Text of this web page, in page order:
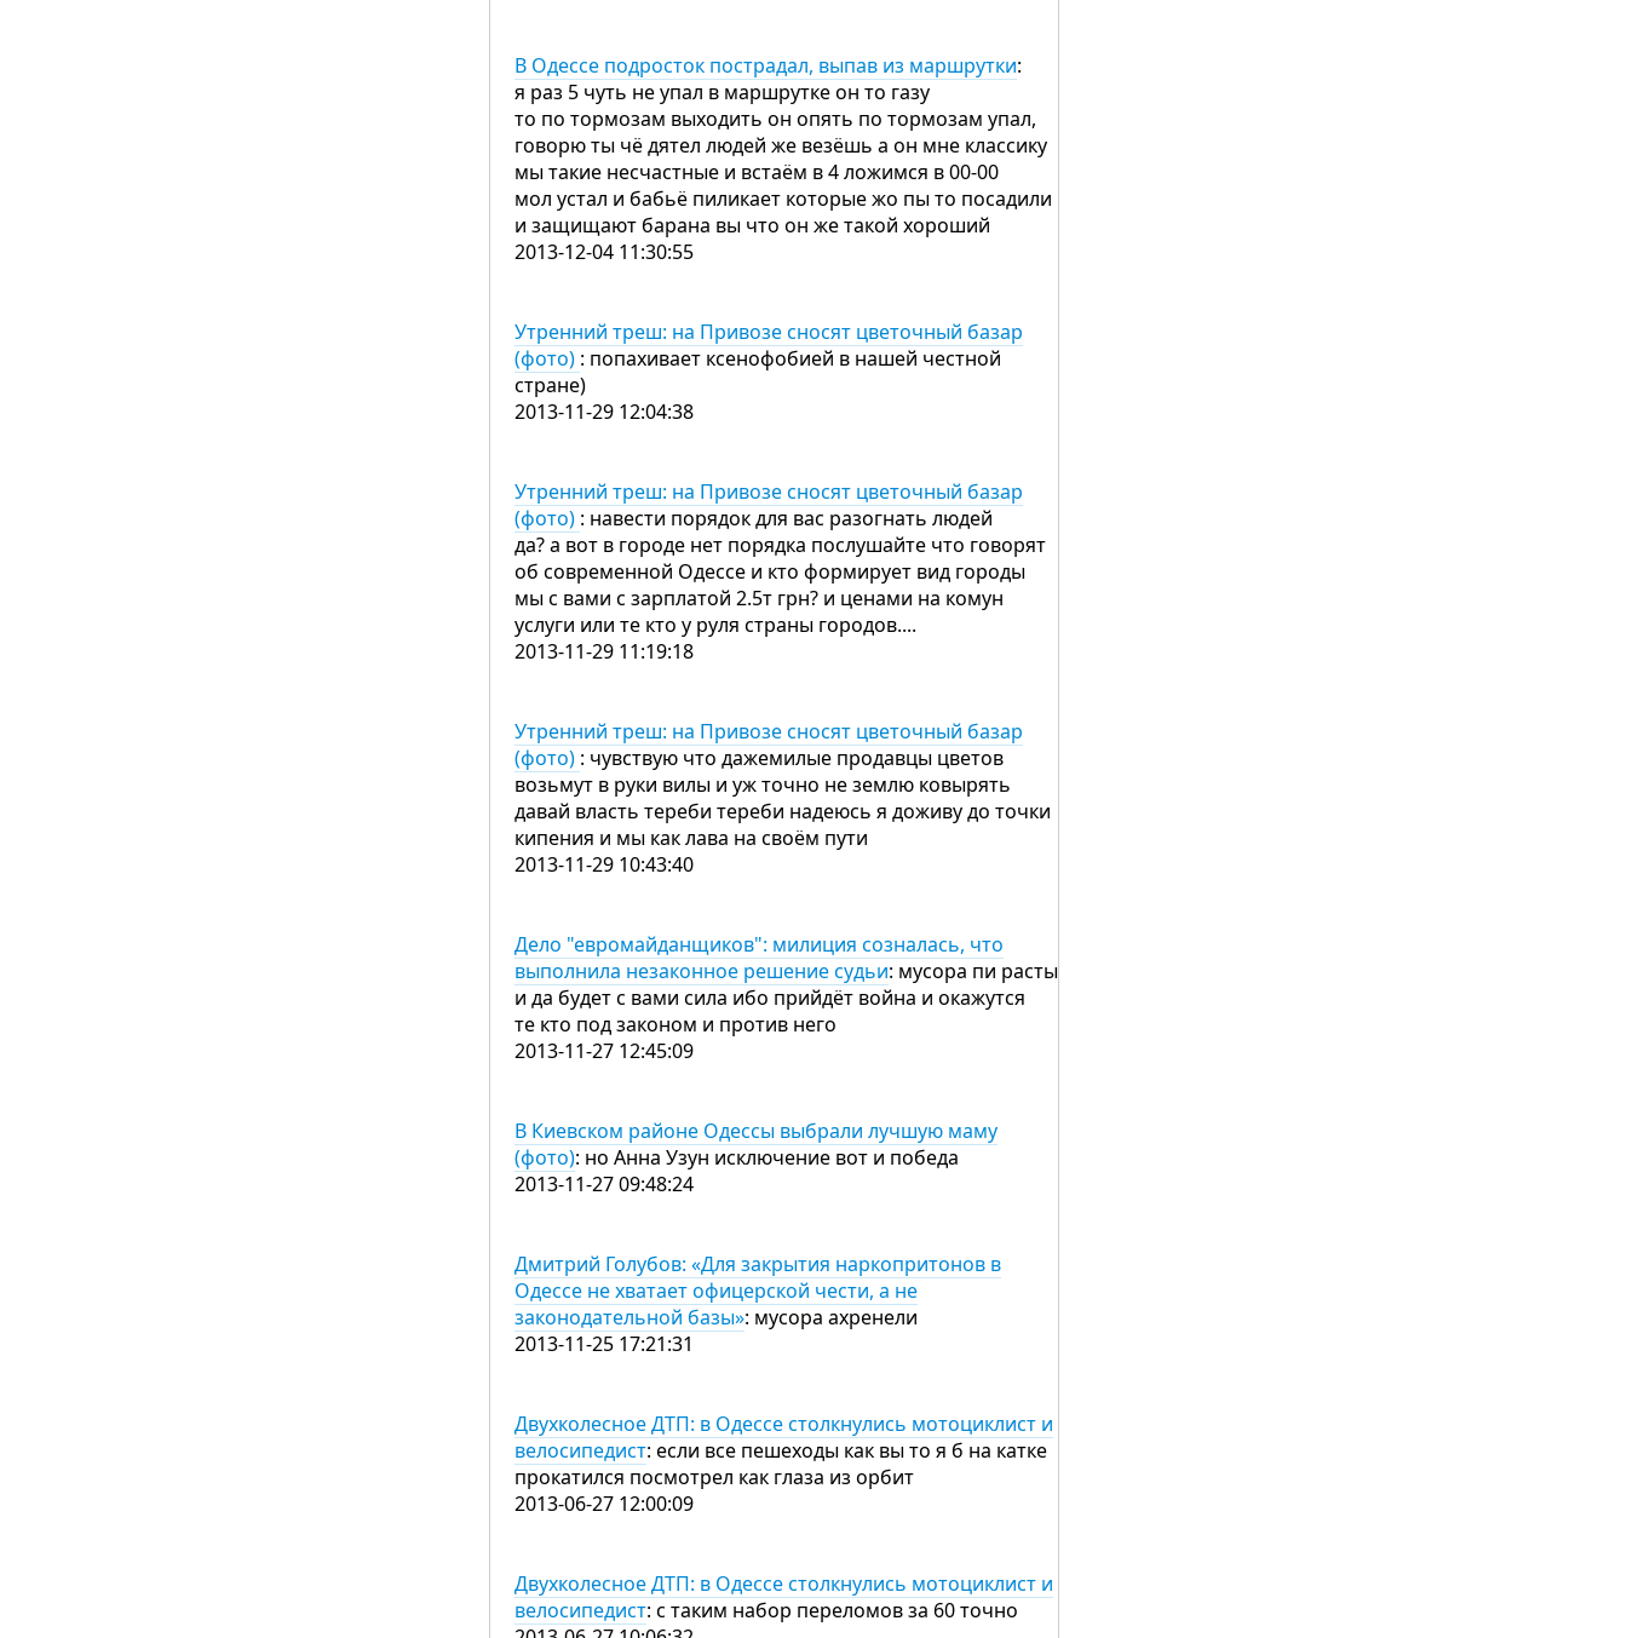
В Одессе подросток пострадал, выпав из маршрутки:
я раз 5 чуть не упал в маршрутке он то газу
то по тормозам выходить он опять по тормозам упал,
говорю ты чё дятел людей же везёшь а он мне классику
мы такие несчастные и встаём в 4 ложимся в 00-00
мол устал и бабьё пиликает которые жо пы то посадили
и защищают барана вы что он же такой хороший
2013-12-04 11:30:55
Утренний треш: на Привозе сносят цветочный базар
(фото) : попахивает ксенофобией в нашей честной
стране)
2013-11-29 12:04:38
Утренний треш: на Привозе сносят цветочный базар
(фото) : навести порядок для вас разогнать людей
да? а вот в городе нет порядка послушайте что говорят
об современной Одессе и кто формирует вид городы
мы с вами с зарплатой 2.5т грн? и ценами на комун
услуги или те кто у руля страны городов....
2013-11-29 11:19:18
Утренний треш: на Привозе сносят цветочный базар
(фото) : чувствую что дажемилые продавцы цветов
возьмут в руки вилы и уж точно не землю ковырять
давай власть тереби тереби надеюсь я доживу до точки
кипения и мы как лава на своём пути
2013-11-29 10:43:40
Дело "евромайданщиков": милиция созналась, что
выполнила незаконное решение судьи: мусора пи расты
и да будет с вами сила ибо прийдёт война и окажутся
те кто под законом и против него
2013-11-27 12:45:09
В Киевском районе Одессы выбрали лучшую маму
(фото): но Анна Узун исключение вот и победа
2013-11-27 09:48:24
Дмитрий Голубов: «Для закрытия наркопритонов в
Одессе не хватает офицерской чести, а не
законодательной базы»: мусора ахренели
2013-11-25 17:21:31
Двухколесное ДТП: в Одессе столкнулись мотоциклист и
велосипедист: если все пешеходы как вы то я б на катке
прокатился посмотрел как глаза из орбит
2013-06-27 12:00:09
Двухколесное ДТП: в Одессе столкнулись мотоциклист и
велосипедист: с таким набор переломов за 60 точно